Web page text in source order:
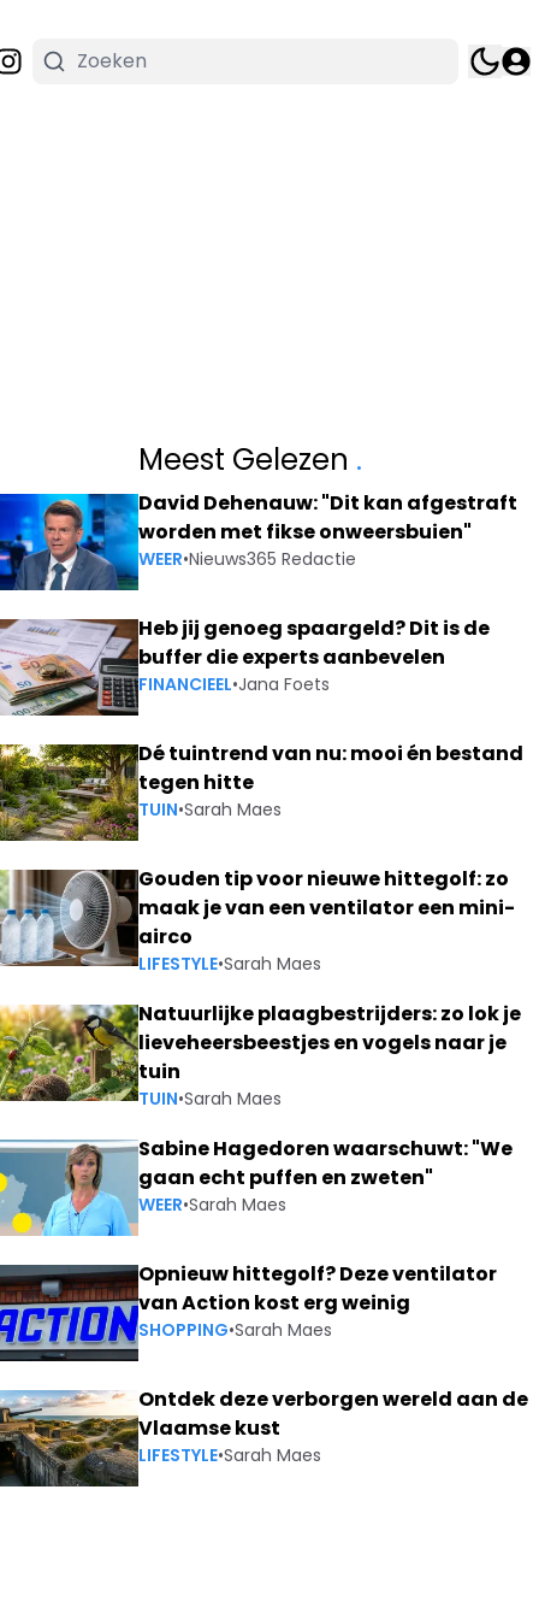
Meest Gelezen .
David Dehenauw: "Dit kan afgestraft
worden met fikse onweersbuien"
WEER•Nieuws365 Redactie
Heb jij genoeg spaargeld? Dit is de
buffer die experts aanbevelen
FINANCIEEL•Jana Foets
Dé tuintrend van nu: mooi én bestand
tegen hitte
TUIN•Sarah Maes
Gouden tip voor nieuwe hittegolf: zo
maak je van een ventilator een mini-
airco
LIFESTYLE•Sarah Maes
Natuurlijke plaagbestrijders: zo lok je
lieveheersbeestjes en vogels naar je
tuin
TUIN•Sarah Maes
Sabine Hagedoren waarschuwt: "We
gaan echt puffen en zweten"
WEER•Sarah Maes
Opnieuw hittegolf? Deze ventilator
van Action kost erg weinig
SHOPPING•Sarah Maes
Ontdek deze verborgen wereld aan de
Vlaamse kust
LIFESTYLE•Sarah Maes